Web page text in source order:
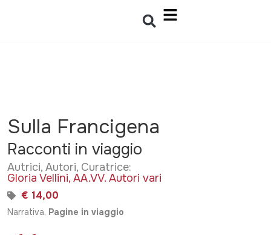
Sulla Francigena
Racconti in viaggio
Autrici, Autori, Curatrice:
Gloria Vellini,AA.VV. Autori vari
€ 14,00
Narrativa, Pagine in viaggio